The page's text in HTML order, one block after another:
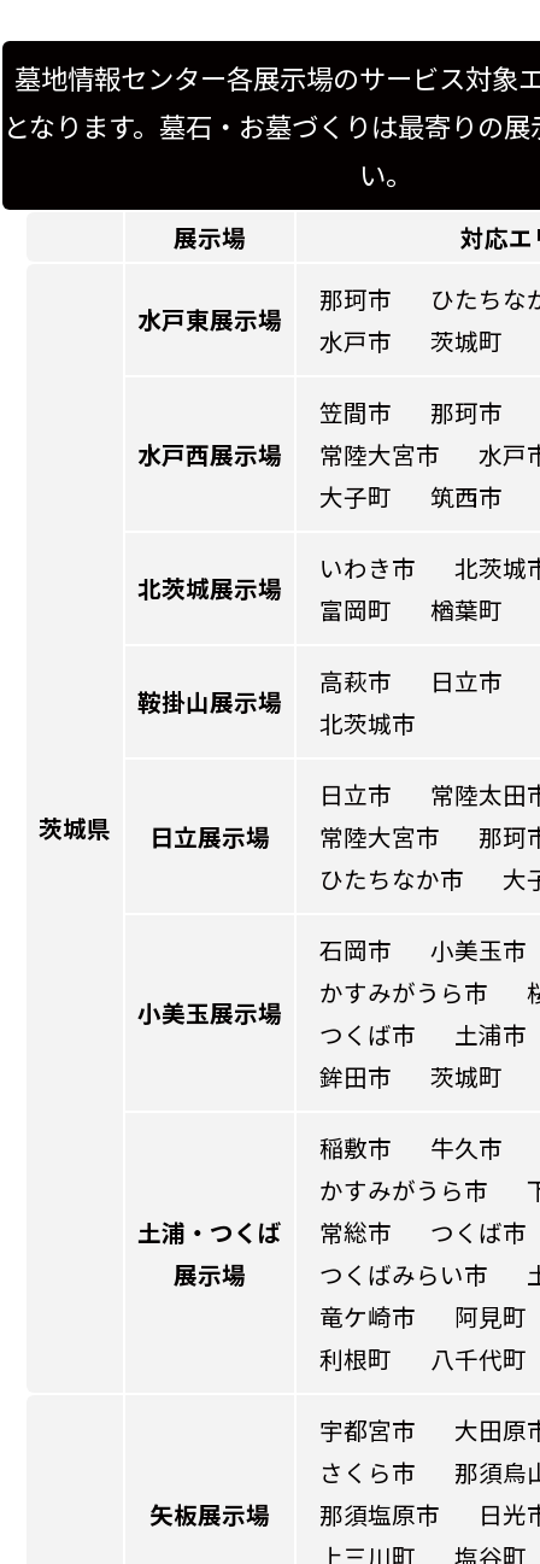
墓地情報センター各展示場のサービス対象
となります。墓石・お墓づくりは最寄りの
い。
展示場 対応エ
茨城県
水戸東展示場
那珂市
ひたちな
水戸市
茨城町
水戸西展示場
笠間市
那珂市
常陸大宮市
水戸
大子町
筑西市
北茨城展示場
いわき市
北茨城
富岡町
楢葉町
鞍掛山展示場
高萩市
日立市
北茨城市
日立展示場
日立市
常陸太田
常陸大宮市
那珂
ひたちなか市
大
小美玉展示場
石岡市
小美玉市
かすみがうら市
つくば市
土浦市
鉾田市
茨城町
土浦・つくば
展示場
稲敷市
牛久市
かすみがうら市
常総市
つくば市
つくばみらい市
竜ケ崎市
阿見町
利根町
八千代町
矢板展示場
宇都宮市
大田原
さくら市
那須烏
那須塩原市
日光
上三川町
塩谷町